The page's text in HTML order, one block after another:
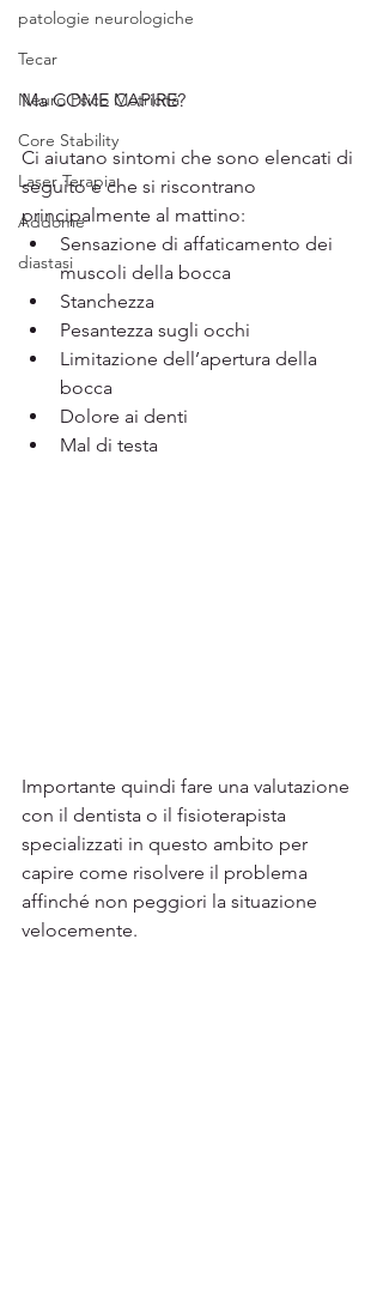
patologie neurologiche
Tecar
Neuro Psico Motricità
Core Stability
Laser Terapia
Addome
diastasi
Ma COME CAPIRE?
Ci aiutano sintomi che sono elencati di
seguito e che si riscontrano
principalmente al mattino:
Sensazione di affaticamento dei
muscoli della bocca
Pesantezza sugli occhi
Limitazione dell’apertura della
bocca
Dolore ai denti
Mal di testa
Importante quindi fare una valutazione
con il dentista o il fisioterapista
specializzati in questo ambito per
capire come risolvere il problema
affinché non peggiori la situazione
velocemente.